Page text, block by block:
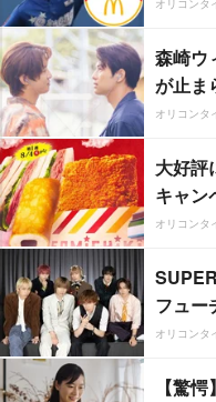
森崎ウ
が止ま
オリコンタ
大好評
キャン
オリコンタ
フュー
オリコンタ
【驚